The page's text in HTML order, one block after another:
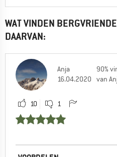
WAT VINDEN
DAARVAN:
Anja
16.04.2020
90%
van
10 1